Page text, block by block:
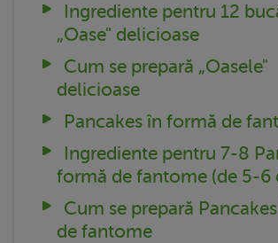
Ingrediente pentru 12
„Oase" delicioase
Cum se prepară „Oasele"
delicioase
Pancakes în formă de
Ingrediente pentru 7-8
formă de fantome (de 5-6
Cum se prepară
de fantome